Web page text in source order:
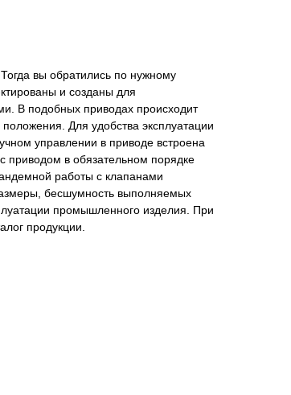
вы обратились по нужному
и созданы для
В подобных приводах происходит
Для удобства эксплуатации
управлении в приводе встроена
приводом в обязательном порядке
работы с клапанами
бесшумность выполняемых
промышленного изделия. При
продукции.